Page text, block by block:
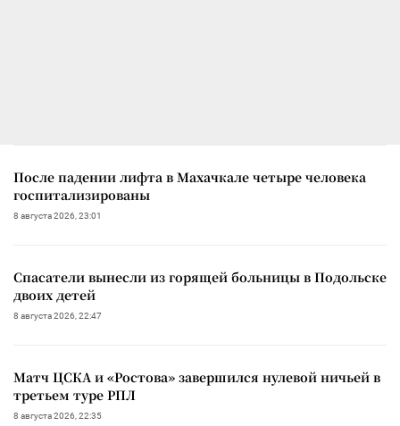
После падении лифта в Махачкале четыре человека
госпитализированы
8 августа 2026, 23:01
Спасатели вынесли из горящей больницы в Подольске
двоих детей
8 августа 2026, 22:47
Матч ЦСКА и «Ростова» завершился нулевой ничьей в
третьем туре РПЛ
8 августа 2026, 22:35